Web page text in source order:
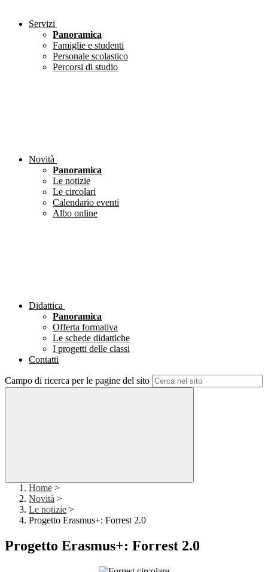
Servizi
Panoramica
Famiglie e studenti
Personale scolastico
Percorsi di studio
Novità
Panoramica
Le notizie
Le circolari
Calendario eventi
Albo online
Didattica
Panoramica
Offerta formativa
Le schede didattiche
I progetti delle classi
Contatti
Campo di ricerca per le pagine del sito
Home >
Novità >
Le notizie >
Progetto Erasmus+: Forrest 2.0
Progetto Erasmus+: Forrest 2.0